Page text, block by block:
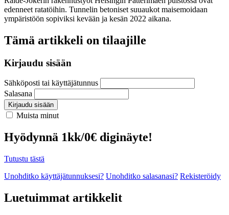
edenneet ratatöihin. Tunnelin betoniset suuaukot maisemoidaan
ympäristöön sopiviksi kevään ja kesän 2022 aikana.
Tämä artikkeli on tilaajille
Kirjaudu sisään
Sähköposti tai käyttäjätunnus
Salasana
Kirjaudu sisään
Muista minut
Hyödynnä 1kk/0€ diginäyte!
Tutustu tästä
Unohditko käyttäjätunnuksesi? Unohditko salasanasi? Rekisteröidy
Luetuimmat artikkelit